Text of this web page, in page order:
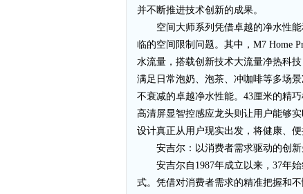
并不断推进技术创新的成果。
空间大师系列凭借卓越的净水性
临的空间限制问题。其中，M7 Home
水流量，搭载创新技术大流量净热科
满足日常泡奶、泡茶、冲咖啡等多场
不衰减的卓越净水性能。43厘米的精
高清屏显智控感应龙头则让用户能够
设计真正从用户现实出发，将健康、
安吉尔：以消费者需求驱动的创
安吉尔自1987年成立以来，37年
式。凭借对消费者需求的精准把握和